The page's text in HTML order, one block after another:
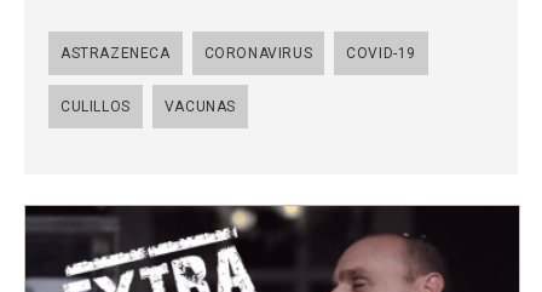
ASTRAZENECA CORONAVIRUS COVID-19
CULILLOS VACUNAS